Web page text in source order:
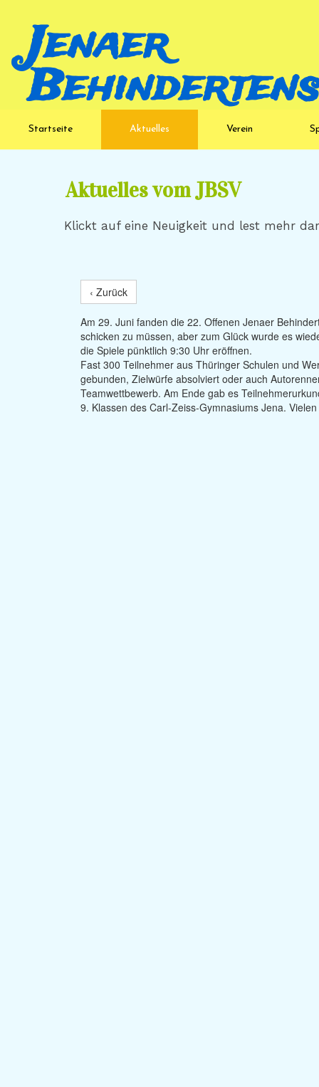
Jenaer
Startseite Aktuelles Verein
‹ Zurück
Am 29. Juni fanden die 22. Offenen Jenaer
schicken zu müssen, aber zum Glück wurde es
die Spiele pünktlich 9:30 Uhr eröffnen.
Fast 300 Teilnehmer aus Thüringer Schulen und
gebunden, Zielwürfe absolviert oder auch
Teamwettbewerb. Am Ende gab es
9. Klassen des Carl-Zeiss-Gymnasiums Jena.
Aktuelles vom JBSV
Klickt auf eine Neuigkeit und lest mehr